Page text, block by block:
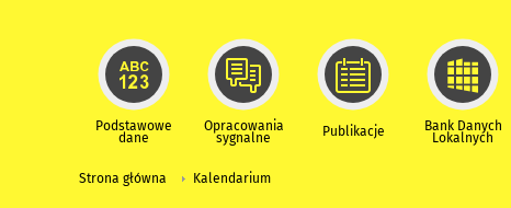
Podstawowe
dane
Opracowania
sygnalne Publikacje Bank Danych
Lokalnych
Strona główna Kalendarium